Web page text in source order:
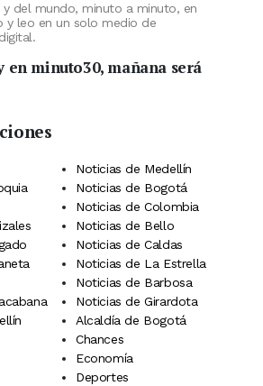
del mundo, minuto a minuto, en
y leo en un solo medio de
en minuto30, mañana será
Noticias de Medellín
Noticias de Bogotá
Noticias de Colombia
Noticias de Bello
Noticias de Caldas
Noticias de La Estrella
Noticias de Barbosa
Noticias de Girardota
Alcaldía de Bogotá
Chances
Economía
Deportes